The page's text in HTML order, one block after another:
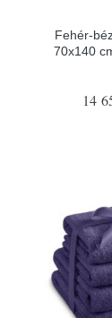
Fehér-
70x140
14